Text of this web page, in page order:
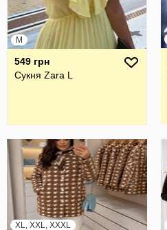
M
549 грн
Сукня Zara L
XL, XXL, XXXL